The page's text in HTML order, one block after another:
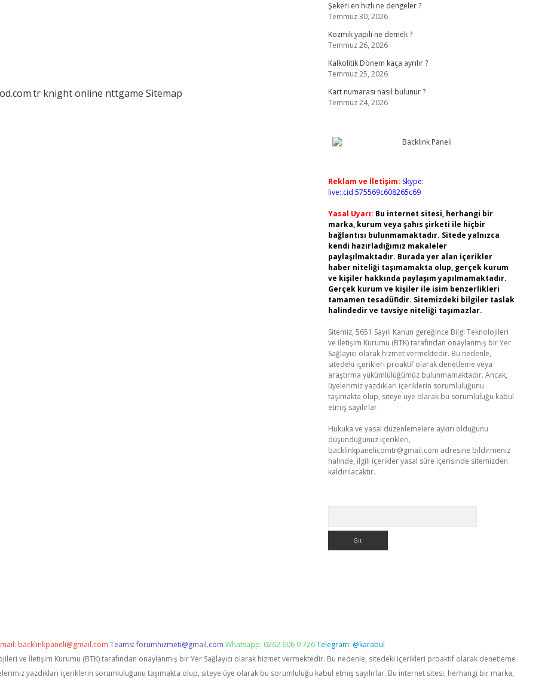
knight online nttgame Sitemap
Şekeri en hızlı ne dengeler ?
Temmuz 30, 2026
Kozmik yapılı ne demek ?
Temmuz 26, 2026
Kalkolitik Dönem kaça ayrılır ?
Temmuz 25, 2026
Kart numarası nasıl bulunur ?
Temmuz 24, 2026
Reklam ve İletişim: Skype:
live:.cid.575569c608265c69
Yasal Uyarı: Bu internet sitesi, herhangi bir
marka, kurum veya şahıs şirketi ile hiçbir
bağlantısı bulunmamaktadır. Sitede yalnızca
kendi hazırladığımız makaleler
paylaşılmaktadır. Burada yer alan içerikler
haber niteliği taşımamakta olup, gerçek kurum
ve kişiler hakkında paylaşım yapılmamaktadır.
Gerçek kurum ve kişiler ile isim benzerlikleri
tamamen tesadüfidir. Sitemizdeki bilgiler taslak
halindedir ve tavsiye niteliği taşımazlar.
Sitemiz, 5651 Sayılı Kanun gereğince Bilgi Teknolojileri
ve İletişim Kurumu (BTK) tarafından onaylanmış bir Yer
Sağlayıcı olarak hizmet vermektedir. Bu nedenle,
sitedeki içerikleri proaktif olarak denetleme veya
araştırma yükümlülüğümüz bulunmamaktadır. Ancak,
üyelerimiz yazdıkları içeriklerin sorumluluğunu
taşımakta olup, siteye üye olarak bu sorumluluğu kabul
etmiş sayılırlar.
Hukuka ve yasal düzenlemelere aykırı olduğunu
düşündüğünüz içerikleri,
backlinkpanelicomtr@gmail.com adresine bildirmeniz
halinde, ilgili içerikler yasal süre içerisinde sitemizden
kaldırılacaktır.
backlinkpaneli@gmail.com Teams:forumhizmeti@gmail.com Whatsapp: 0262 606 0 726Telegram: @karabul
ve İletişim Kurumu (BTK) tarafından onaylanmış bir Yer Sağlayıcı olarak hizmet vermektedir. Bu nedenle, sitedeki içerikleri proaktif olarak denetleme
yazdıkları içeriklerin sorumluluğunu taşımakta olup, siteye üye olarak bu sorumluluğu kabul etmiş sayılırlar. Bu internet sitesi, herhangi bir marka,